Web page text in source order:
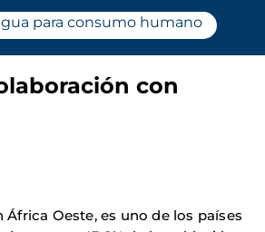
para consumo humano
con
África Oeste, es uno de los países